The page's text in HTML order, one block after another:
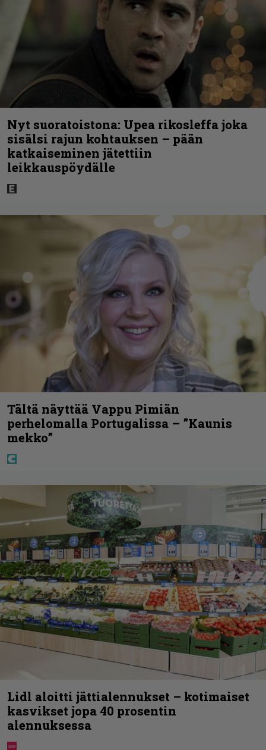
Nyt suoratoistona: Upea rikosleffa joka
sisälsi rajun kohtauksen – pään
katkaiseminen jätettiin
leikkauspöydälle
Tältä näyttää Vappu Pimiän
perhelomalla Portugalissa – ”Kaunis
mekko”
Lidl aloitti jättialennukset – kotimaiset
kasvikset jopa 40 prosentin
alennuksessa